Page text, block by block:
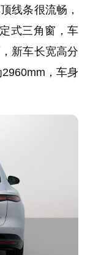
线条很流畅，
式三角窗，车
新车长宽高分
，车身